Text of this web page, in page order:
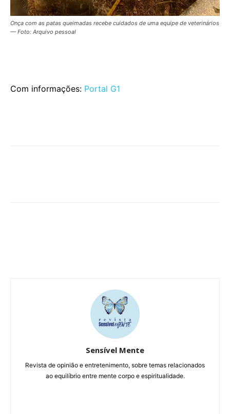
Onça com as patas queimadas recebe cuidados de uma equipe de veterinários
— Foto: Arquivo pessoal
Com informações: Portal G1
Sensível Mente
Revista de opinião e entretenimento, sobre temas relacionados
ao equilíbrio entre mente corpo e espiritualidade.